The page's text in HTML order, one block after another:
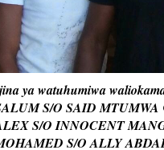
ya watuhumiwa
S/O SAID MTUMWA
S/O INNOCENT
S/O ALLY